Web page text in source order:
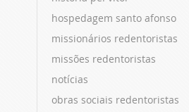
hospedagem santo afonso
missionários redentoristas
missões redentoristas
notícias
obras sociais redentoristas